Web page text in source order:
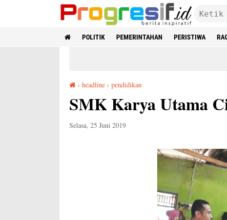
POLITIK PEMERINTAHAN PERISTIWA
› headline › pendidikan
SMK Karya Utama
Selasa, 25 Juni 2019